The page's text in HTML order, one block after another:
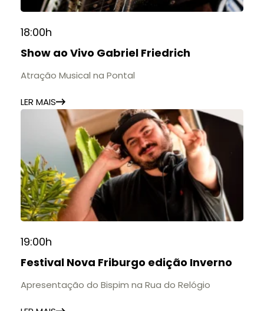
18:00h
Show ao Vivo Gabriel Friedrich
Atração Musical na Pontal
LER MAIS
19:00h
Festival Nova Friburgo edição Inverno
Apresentação do Bispim na Rua do Relógio